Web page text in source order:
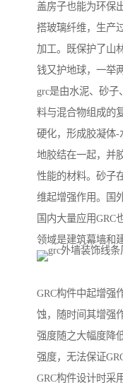
盖房子也能为环保
搭玻璃纤维，生产
加工。既保护了山
钱又护地球，一举
grc是由水泥、砂
料与混合物组成的
硬化，形成胶凝体-
地胶结在一起，并
性能的材料。砂子
维起增强作用。国
国内大量应用GRC
领域是建筑幕墙和
GRC构件中起增强
蚀，随时间其增强
强度随之大幅度降
强度，无法保证
GRC构件设计时采